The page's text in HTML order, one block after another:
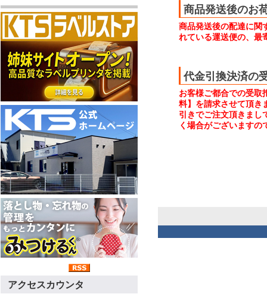
アクセスカウンタ
商品発送後のお
商品発送後の配達に関
れている運送便の、最
代金引換決済の
お客様ご都合での受取
料】を請求させて頂き
引きでご注文頂きまし
く場合がございますの